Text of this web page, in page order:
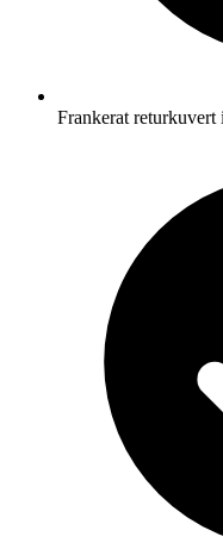
Frankerat returkuvert